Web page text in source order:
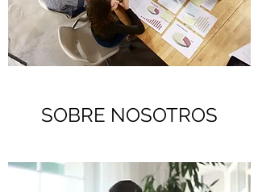
SOBRE NOSOTROS